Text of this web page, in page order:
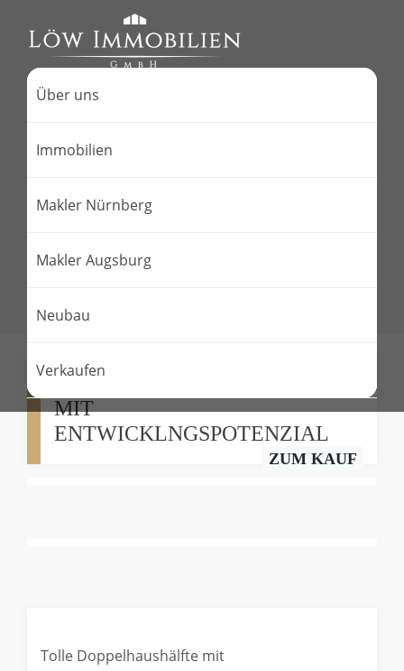
Über uns
Immobilien
Makler Nürnberg
Makler Augsburg
Neubau
Verkaufen
TOLLE DOPPELHAUSHÄLFTE
MIT
ENTWICKLNGSPOTENZIAL
ZUM KAUF
Tolle Doppelhaushälfte mit